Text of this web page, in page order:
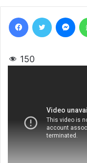
an
email
150